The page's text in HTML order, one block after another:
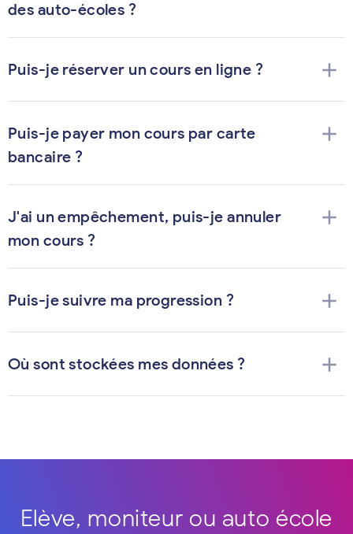
des auto-écoles ?
Puis-je réserver un cours en ligne ? add
Puis-je payer mon cours par carte
bancaire ?
add
J'ai un empêchement, puis-je annuler
mon cours ?
add
Puis-je suivre ma progression ? add
Où sont stockées mes données ? add
Elève, moniteur ou auto école